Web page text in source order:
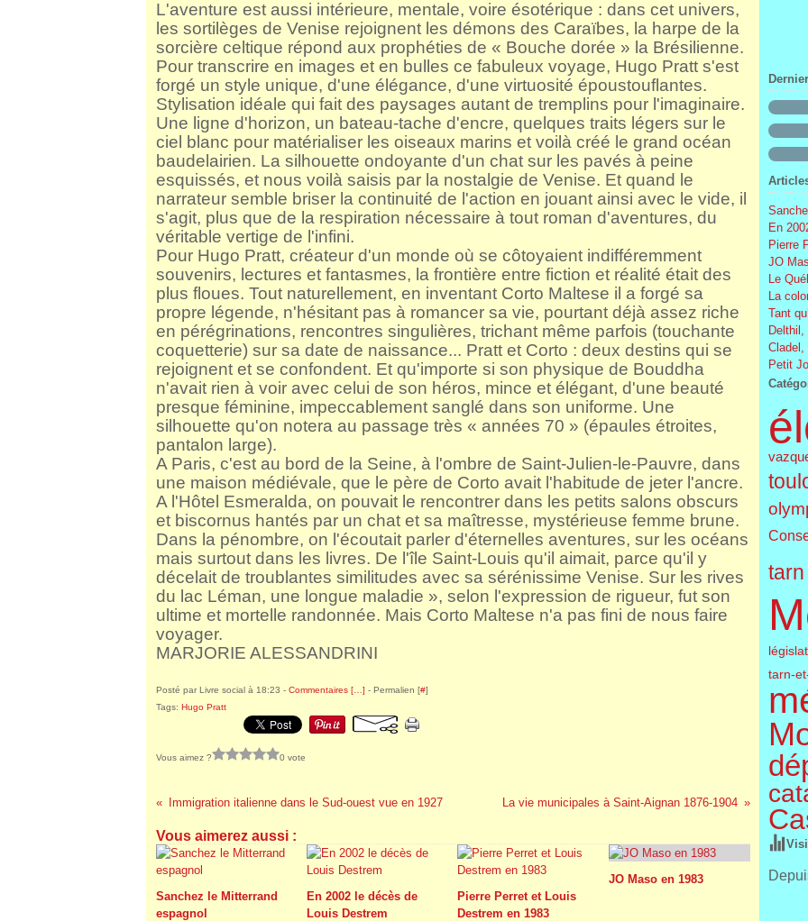
L'aventure est aussi intérieure, mentale, voire ésotérique : dans cet univers,
les sortilèges de Venise rejoignent les démons des Caraïbes, la harpe de la
sorcière celtique répond aux prophéties de « Bouche dorée » la Brésilienne.
Pour transcrire en images et en bulles ce fabuleux voyage, Hugo Pratt s'est
forgé un style unique, d'une élégance, d'une virtuosité époustouflantes.
Stylisation idéale qui fait des paysages autant de tremplins pour l'imaginaire.
Une ligne d'horizon, un bateau-tache d'encre, quelques traits légers sur le
ciel blanc pour matérialiser les oiseaux marins et voilà créé le grand océan
baudelairien. La silhouette ondoyante d'un chat sur les pavés à peine
esquissés, et nous voilà saisis par la nostalgie de Venise. Et quand le
narrateur semble briser la continuité de l'action en jouant ainsi avec le vide, il
s'agit, plus que de la respiration nécessaire à tout roman d'aventures, du
véritable vertige de l'infini.
Pour Hugo Pratt, créateur d'un monde où se côtoyaient indifféremment
souvenirs, lectures et fantasmes, la frontière entre fiction et réalité était des
plus floues. Tout naturellement, en inventant Corto Maltese il a forgé sa
propre légende, n'hésitant pas à romancer sa vie, pourtant déjà assez riche
en pérégrinations, rencontres singulières, trichant même parfois (touchante
coquetterie) sur sa date de naissance... Pratt et Corto : deux destins qui se
rejoignent et se confondent. Et qu'importe si son physique de Bouddha
n'avait rien à voir avec celui de son héros, mince et élégant, d'une beauté
presque féminine, impeccablement sanglé dans son uniforme. Une
silhouette qu'on notera au passage très « années 70 » (épaules étroites,
pantalon large).
A Paris, c'est au bord de la Seine, à l'ombre de Saint-Julien-le-Pauvre, dans
une maison médiévale, que le père de Corto avait l'habitude de jeter l'ancre.
A l'Hôtel Esmeralda, on pouvait le rencontrer dans les petits salons obscurs
et biscornus hantés par un chat et sa maîtresse, mystérieuse femme brune.
Dans la pénombre, on l'écoutait parler d'éternelles aventures, sur les océans
mais surtout dans les livres. De l'île Saint-Louis qu'il aimait, parce qu'il y
décelait de troublantes similitudes avec sa sérénissime Venise. Sur les rives
du lac Léman, une longue maladie », selon l'expression de rigueur, fut son
ultime et mortelle randonnée. Mais Corto Maltese n'a pas fini de nous faire
voyager.
MARJORIE ALESSANDRINI
Posté par Livre social à 18:23 - Commentaires [ ] - Permalien [#]
Tags: Hugo Pratt
Vous aimez ? 0 vote
Immigration italienne dans le Sud-ouest vue en 1927 La vie municipales à Saint-Aignan 1876-1904
Vous aimerez aussi :
Sanchez le Mitterrand
espagnol
En 2002 le décès de
Louis Destrem
Pierre Perret et Louis
Destrem en 1983
JO Maso en 1983
En
Pierre
JO
Le
La
Tant
Cladel,
Petit
tarn-